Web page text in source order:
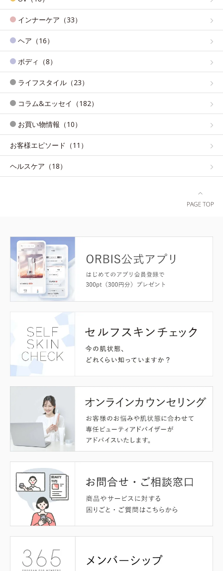
インナーケア（33）
ヘア（16）
ボディ（8）
ライフスタイル（23）
コラム&エッセイ（182）
お買い物情報（10）
お客様エピソード（11）
ヘルスケア（18）